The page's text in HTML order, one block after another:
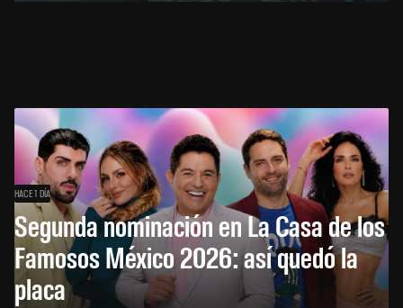
HACE 1 DÍA
Segunda nominación en La Casa de los
Famosos México 2026: así quedó la
placa